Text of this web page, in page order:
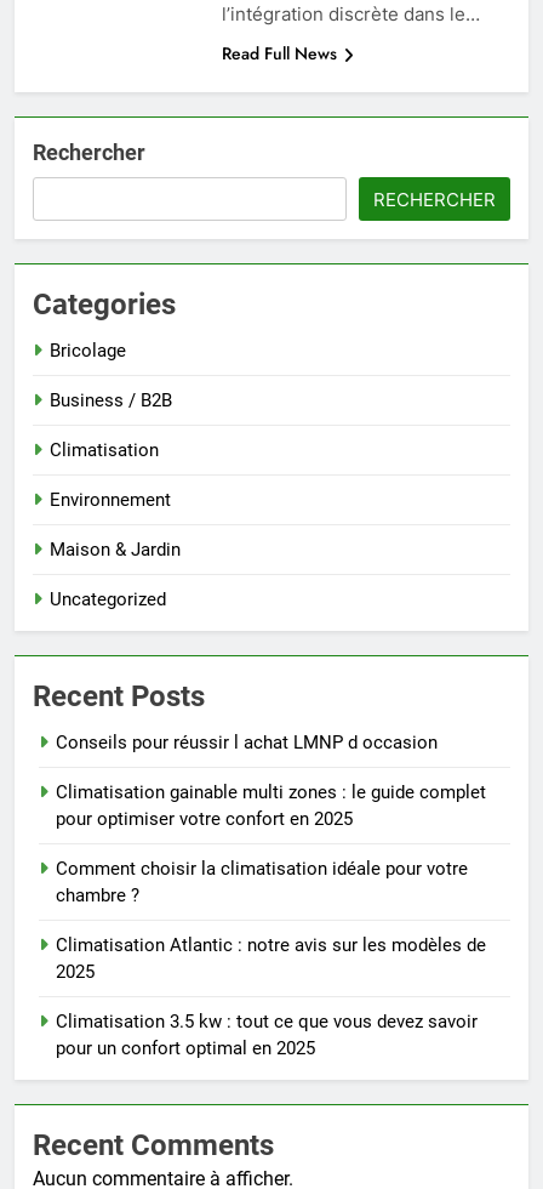
l’intégration discrète dans le…
Read Full News
Rechercher
RECHERCHER
Categories
Bricolage
Business / B2B
Climatisation
Environnement
Maison & Jardin
Uncategorized
Recent Posts
Conseils pour réussir l achat LMNP d occasion
Climatisation gainable multi zones : le guide complet
pour optimiser votre confort en 2025
Comment choisir la climatisation idéale pour votre
chambre ?
Climatisation Atlantic : notre avis sur les modèles de
2025
Climatisation 3.5 kw : tout ce que vous devez savoir
pour un confort optimal en 2025
Recent Comments
Aucun commentaire à afficher.